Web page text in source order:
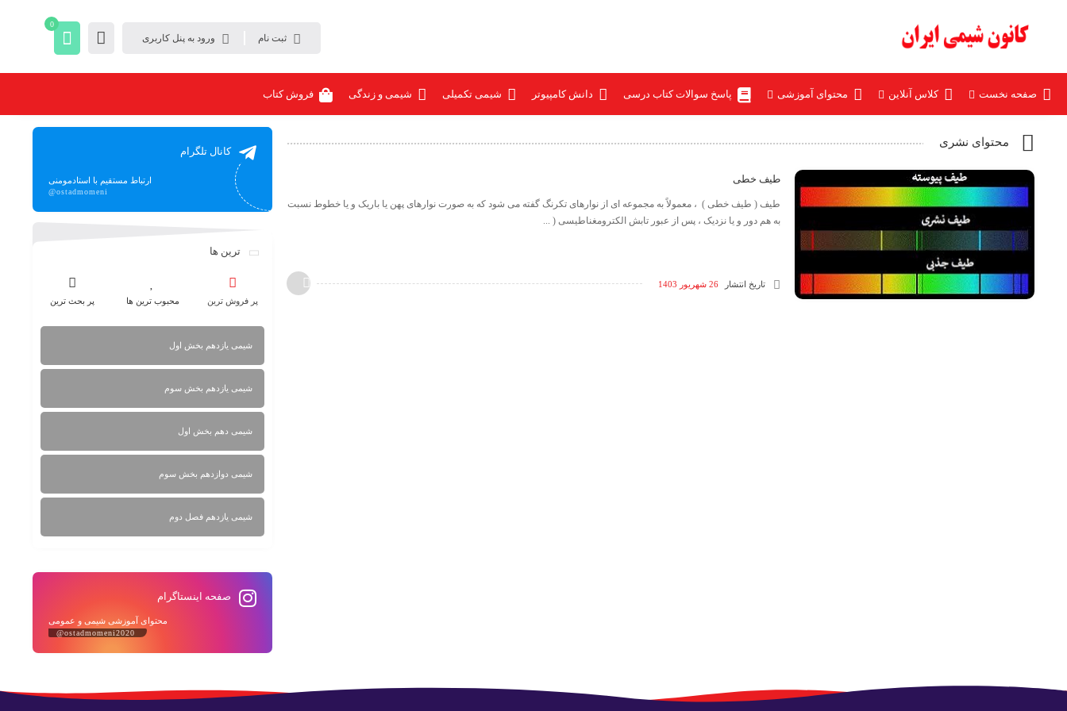
ثبت نام ورود به پنل کاربری
0
صفحه نخست کلاس آنلاین محتوای آموزشی پاسخ سوالات کتاب درسی دانش کامپیوتر شیمی تکمیلی شیمی و زندگی فروش کتاب
محتوای نشری
طیف خطی
طیف ( طیف خطی ) ، معمولاً به مجموعه ای از نوارهای تکرنگ گفته می شود که به صورت نوارهای پهن یا باریک و یا خطوط نسبت
به هم دور و یا نزدیک ، پس از عبور تابش الکترومغناطیسی ( ...
تاریخ انتشار 26 شهریور 1403
کانال تلگرام
ارتباط مستقیم با استادمومنی
@ostadmomeni
ترین ها
پر فروش ترین محبوب ترین ها پر بحث ترین
شیمی یازدهم بخش اول
شیمی یازدهم بخش سوم
شیمی دهم بخش اول
شیمی دوازدهم بخش سوم
شیمی یازدهم فصل دوم
صفحه اینستاگرام
محتوای آموزشی شیمی و عمومی
@ostadmomeni2020